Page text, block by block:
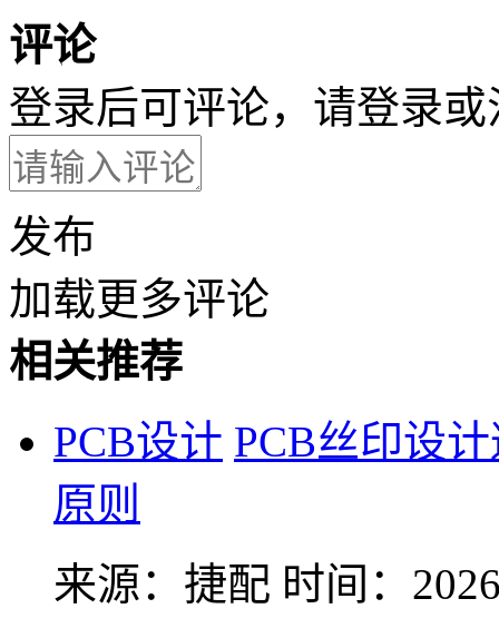
评论
登录后可评论，请登录或
发布
加载更多评论
相关推荐
PCB设计 PCB丝印设
原则
来源：捷配 时间：